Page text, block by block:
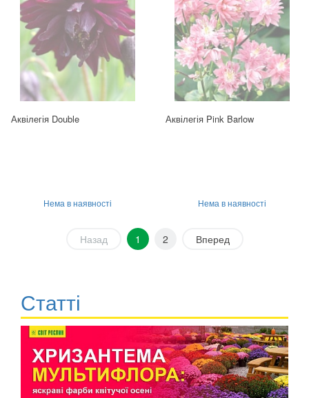
Аквілегія Double
Нема в наявності
Аквілегія Pink Barlow
Нема в наявності
Назад 1 2 Вперед
Статті